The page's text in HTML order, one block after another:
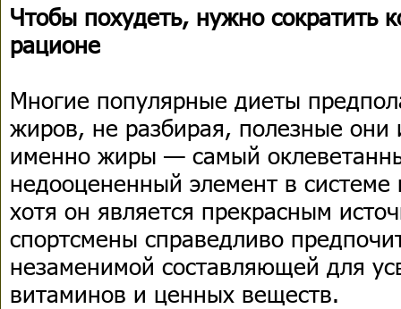
Чтобы похудеть, нужно сократить
рационе
Многие популярные диеты
жиров, не разбирая, полезные
именно жиры — самый
недооцененный элемент в системе
хотя он является прекрасным
спортсмены справедливо
незаменимой составляющей для
витаминов и ценных веществ.